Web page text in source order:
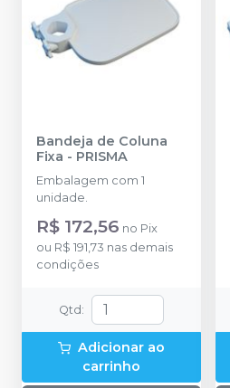
Bandeja de Coluna
Fixa - PRISMA
Embalagem com 1
unidade.
R$ 172,56 no Pix
ou R$ 191,73 nas demais
condições
Qtd :
Adicionar ao
carrinho